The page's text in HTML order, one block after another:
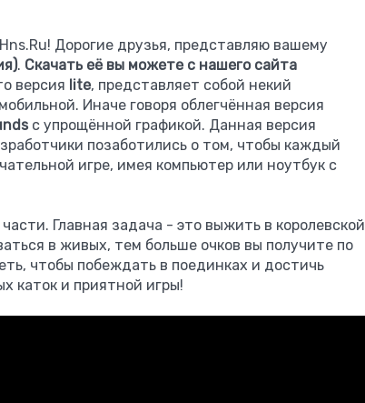
Дорогие друзья, представляю вашему
. Скачать её вы можете с нашего сайта
версия lite, представляет собой некий
Иначе говоря облегчённая версия
с упрощённой графикой. Данная версия
позаботились о том, чтобы каждый
игре, имея компьютер или ноутбук с
Главная задача - это выжить в королевской
в живых, тем больше очков вы получите по
чтобы побеждать в поединках и достичь
каток и приятной игры!